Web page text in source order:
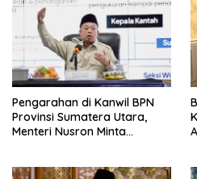
Pengarahan di Kanwil BPN
Provinsi Sumatera Utara,
Menteri Nusron Minta
Masyarakat